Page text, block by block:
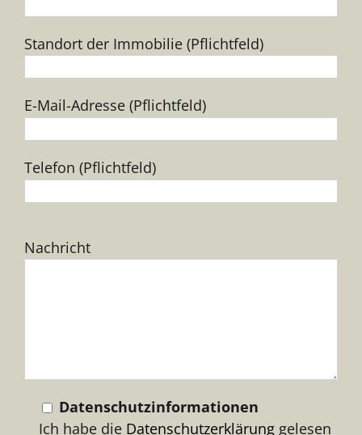
Standort der Immobilie (Pflichtfeld)
E-Mail-Adresse (Pflichtfeld)
Telefon (Pflichtfeld)
lasse
Nachricht
Datenschutzinformationen
Ich habe die Datenschutzerklärung gelesen